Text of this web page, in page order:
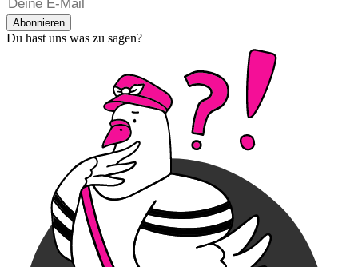
Abonnieren
Du hast uns was zu sagen?